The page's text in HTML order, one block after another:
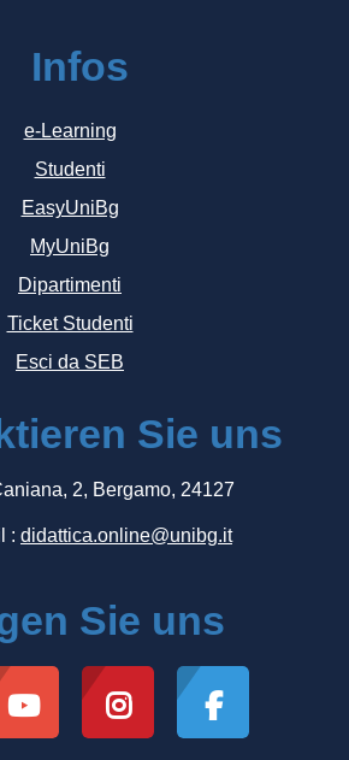
Infos
e-Learning
Studenti
EasyUniBg
MyUniBg
Dipartimenti
Ticket Studenti
Esci da SEB
Sie uns
2, Bergamo, 24127
: didattica.online@unibg.it
Sie uns